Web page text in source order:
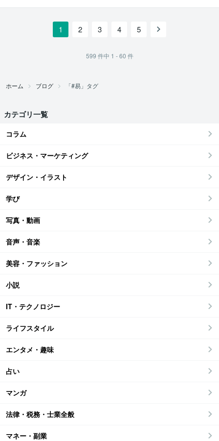
1 2 3 4 5
599 件中 1 - 60 件
ホーム ブログ 「#易」タグ
カテゴリ一覧
コラム
ビジネス・マーケティング
デザイン・イラスト
学び
写真・動画
音声・音楽
美容・ファッション
小説
IT・テクノロジー
ライフスタイル
エンタメ・趣味
占い
マンガ
法律・税務・士業全般
マネー・副業